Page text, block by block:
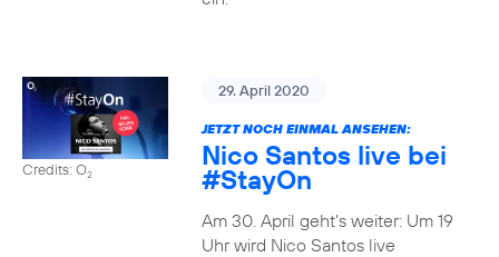
Credits: O2
29. April 2020
JETZT NOCH EINMAL ANSEHEN:
Nico Santos live bei
#StayOn
Am 30. April geht’s weiter: Um 19
Uhr wird Nico Santos live